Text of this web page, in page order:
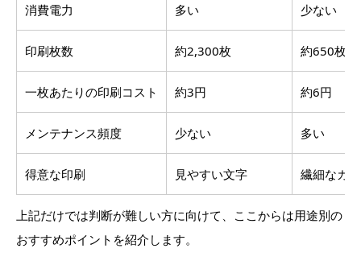
消費電力 多い 少ない
印刷枚数 約2,300枚 約650枚
一枚あたりの印刷コスト 約3円 約6円
メンテナンス頻度 少ない 多い
得意な印刷 見やすい文字 繊細なカ
上記だけでは判断が難しい方に向けて、ここからは用途別の
おすすめポイントを紹介します。